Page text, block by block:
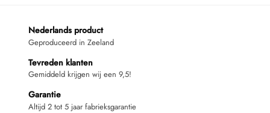
Nederlands product
Geproduceerd in Zeeland
Tevreden klanten
Gemiddeld krijgen wij een 9,5!
Garantie
Altijd 2 tot 5 jaar fabrieksgarantie